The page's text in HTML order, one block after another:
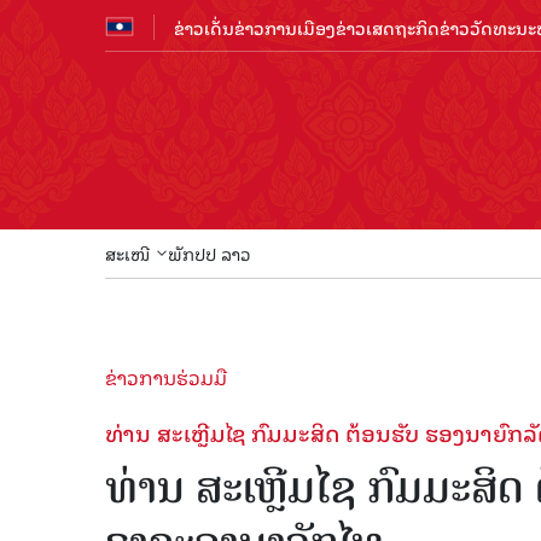
ຂ່າວເດັ່ນຂ່າວການເມືອງຂ່າວເສດຖະກິດຂ່າວວັດທະນ
ສະເໜີ ພັກປປ ລາວ
ຂ່າວການຮ່ວມມື
ທ່ານ ສະເຫຼີມໄຊ ກົມມະສິດ ຕ້ອນຮັບ ຮອງນາຍົກ
ທ່ານ ສະເຫຼີມໄຊ ກົມມະສິ